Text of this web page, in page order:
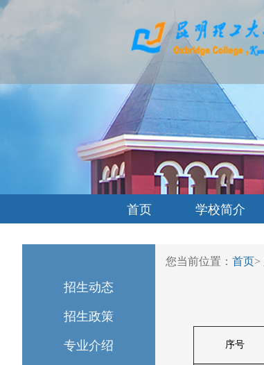
首页 学校简介
招生动态
招生政策
专业介绍
您当前位置： 首页>
序号